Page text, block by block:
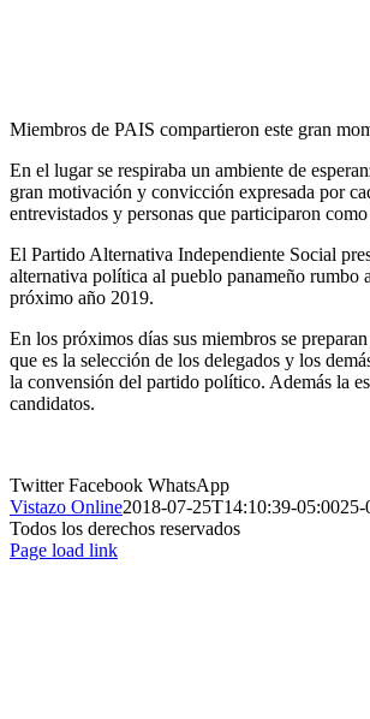
Miembros de PAIS compartieron este gran
En el lugar se respiraba un ambiente de
gran motivación y convicción expresada por
entrevistados y personas que participaron
El Partido Alternativa Independiente Social
alternativa política al pueblo panameño rumbo
próximo año 2019.
En los próximos días sus miembros se
que es la selección de los delegados y los
la convensión del partido político. Además la
candidatos.
TwitterFacebook WhatsApp
Vistazo Online2018-07-25T14:10:39-05:0025-
Todos los derechos reservados
Page load link